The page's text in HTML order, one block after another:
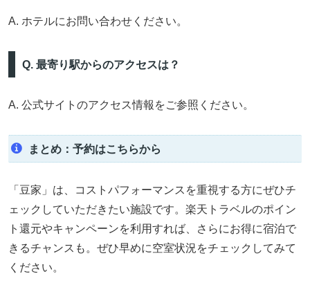
A. ホテルにお問い合わせください。
Q. 最寄り駅からのアクセスは？
A. 公式サイトのアクセス情報をご参照ください。
まとめ：予約はこちらから
「豆家」は、コストパフォーマンスを重視する方にぜひチ
ェックしていただきたい施設です。楽天トラベルのポイン
ト還元やキャンペーンを利用すれば、さらにお得に宿泊で
きるチャンスも。ぜひ早めに空室状況をチェックしてみて
ください。